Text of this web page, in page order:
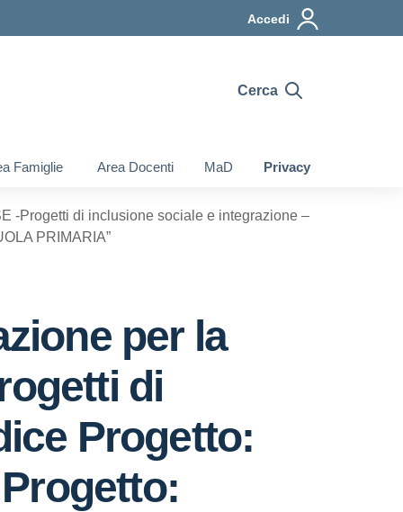
Accedi
Cerca
Famiglie Area Docenti MaD Privacy
-Progetti di inclusione sociale e integrazione –
PRIMARIA”
per la
di
Progetto: